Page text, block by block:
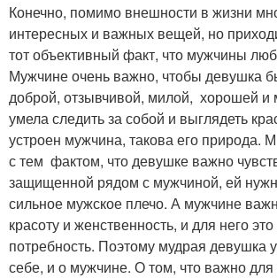
Конечно, помимо внешности в жизни
интересных и важных вещей, но
тот объективный факт, что мужчины
Мужчине очень важно, чтобы девушка
доброй, отзывчивой, милой, хорошей и
умела следить за собой и выглядеть
устроен мужчина, такова его природа.
с тем фактом, что девушке важно
защищенной рядом с мужчиной, ей
сильное мужское плечо. А мужчине
красоту и женственность, и для него
потребность. Поэтому мудрая девушка
себе, и о мужчине. О том, что важно для